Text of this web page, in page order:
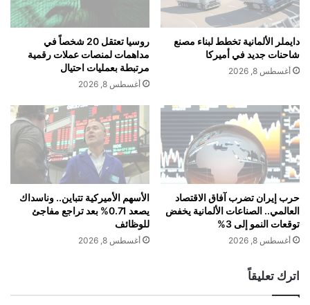
alkhaleej-news.net — الديمقراطيون يعرقلون حزمة تمويل
للحكومة في مجلس الشيوخ الأميركي
و
م
ي
ا
ل
ط
ئ
ر
ت
و
أ
م
ة
ت
ا
د
م
م
ع
"
إ
ك
س
إ
ي
ه
آ
"
ق
ب
دايملر الألمانية تخطط لبناء مصنع
شاحنات جديد في أميركا
أغسطس 8, 2026
روسيا تعتقل 20 شخصاً في
مداهمات لمنصات عملات رقمية
مرتبطة بعمليات احتيال
أغسطس 8, 2026
حرب إيران تضرب آفاق الاقتصاد
العالمي.. الصناعات الألمانية يخفض
توقعات النمو إلى 3%
أغسطس 8, 2026
الأسهم الأميركية تتباين.. وناسداك
يصعد 0.71% بعد تراجع مفاجئ
للوظائف
أغسطس 8, 2026
اترك تعليقاً